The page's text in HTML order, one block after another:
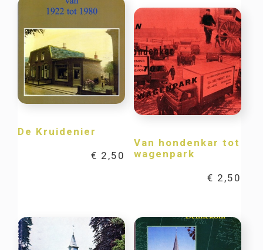
De Kruidenier
€ 2,50
Van hondenkar tot
wagenpark
€ 2,50